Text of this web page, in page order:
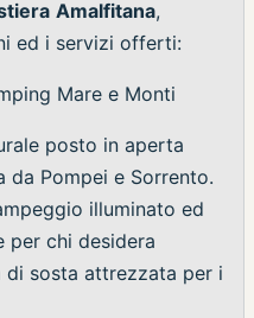
Amalfitana,
ed i servizi offerti:
Mare e Monti
posto in aperta
da Pompei e Sorrento.
illuminato ed
chi desidera
di sosta attrezzata per i